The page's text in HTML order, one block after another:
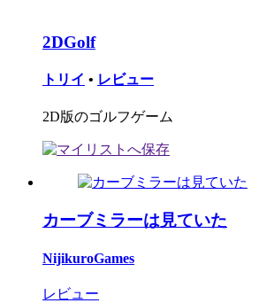
2DGolf
トリイ • レビュー
2D版のゴルフゲーム
カーブミラーは見ていた
NijikuroGames
レビュー